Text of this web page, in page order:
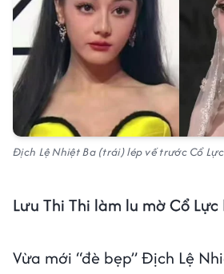
Địch Lệ Nhiệt Ba (trái) lép vế trước Cổ
Lưu Thi Thi làm lu mờ Cổ
Vừa mới “đè bẹp” Địch Lệ